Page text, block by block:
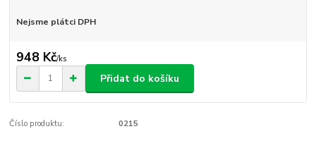
Nejsme plátci DPH
948 Kč/ks
Přidat do košíku
Číslo produktu: 0215